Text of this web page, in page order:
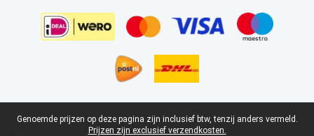
Juridische voettekst
Genoemde prijzen op deze pagina zijn inclusief btw, tenzij anders vermeld.
Prijzen zijn exclusief verzendkosten.